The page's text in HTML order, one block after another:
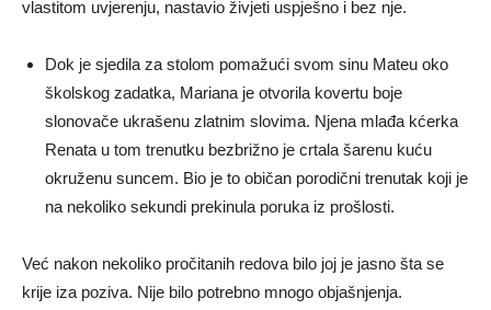
vlastitom uvjerenju, nastavio živjeti uspješno i bez nje.
Dok je sjedila za stolom pomažući svom sinu Mateu oko
školskog zadatka, Mariana je otvorila kovertu boje
slonovače ukrašenu zlatnim slovima. Njena mlađa kćerka
Renata u tom trenutku bezbrižno je crtala šarenu kuću
okruženu suncem. Bio je to običan porodični trenutak koji je
na nekoliko sekundi prekinula poruka iz prošlosti.
Već nakon nekoliko pročitanih redova bilo joj je jasno šta se
krije iza poziva. Nije bilo potrebno mnogo objašnjenja.